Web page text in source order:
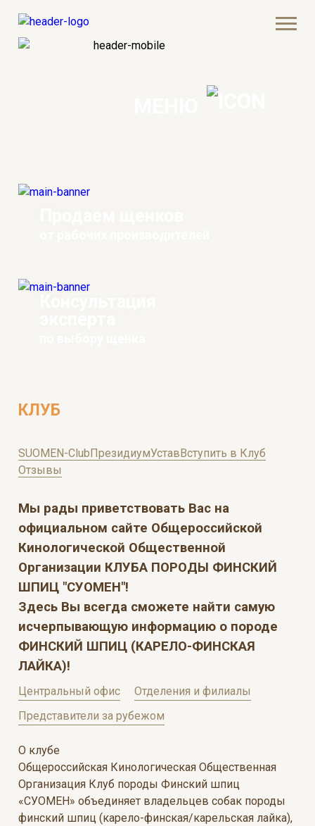
КЛУБ
SUOMEN-ClubПрезидиумУставВступить в Клуб
Отзывы
Мы рады приветствовать Вас на
официальном сайте Общероссийской
Кинологической Общественной
Организации КЛУБА ПОРОДЫ ФИНСКИЙ
ШПИЦ "СУОМЕН"!
Здесь Вы всегда сможете найти самую
исчерпывающую информацию о породе
ФИНСКИЙ ШПИЦ (КАРЕЛО-ФИНСКАЯ
ЛАЙКА)!
Центральный офис
Отделения и филиалы
Представители за рубежом
О клубе
Общероссийская Кинологическая Общественная
Организация Клуб породы Финский шпиц
«СУОМЕН» объединяет владельцев собак породы
финский шпиц (карело-финская/карельская лайка),